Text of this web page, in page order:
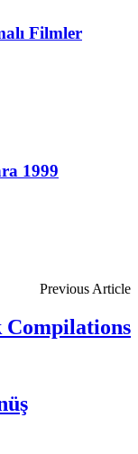
Filmler
1999
Previous Article
Compilations